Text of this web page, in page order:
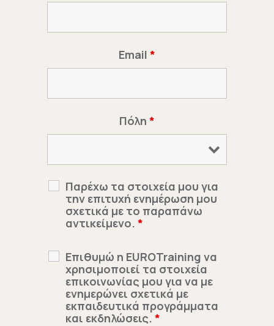
Email *
Πόλη *
Παρέχω τα στοιχεία μου για
την επιτυχή ενημέρωση μου
σχετικά με το παραπάνω
αντικείμενο. *
Επιθυμώ η EUROTraining να
χρησιμοποιεί τα στοιχεία
επικοινωνίας μου για να με
ενημερώνει σχετικά με
εκπαιδευτικά προγράμματα
και εκδηλώσεις. *